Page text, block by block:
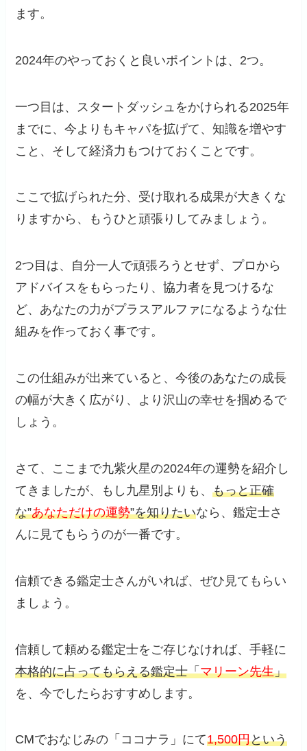
ます。
2024年のやっておくと良いポイントは、2つ。
一つ目は、スタートダッシュをかけられる2025年
までに、今よりもキャパを拡げて、知識を増やす
こと、そして経済力もつけておくことです。
ここで拡げられた分、受け取れる成果が大きくな
りますから、もうひと頑張りしてみましょう。
2つ目は、自分一人で頑張ろうとせず、プロから
アドバイスをもらったり、協力者を見つけるな
ど、あなたの力がプラスアルファになるような仕
組みを作っておく事です。
この仕組みが出来ていると、今後のあなたの成長
の幅が大きく広がり、より沢山の幸せを掴めるで
しょう。
さて、ここまで九紫火星の2024年の運勢を紹介し
てきましたが、もし九星別よりも、もっと正確
な”あなただけの運勢”を知りたいなら、鑑定士さ
んに見てもらうのが一番です。
信頼できる鑑定士さんがいれば、ぜひ見てもらい
ましょう。
信頼して頼める鑑定士をご存じなければ、手軽に
本格的に占ってもらえる鑑定士「マリーン先生」
を、今でしたらおすすめします。
CMでおなじみの「ココナラ」にて1,500円という